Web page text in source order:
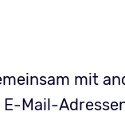
mit
Mail-